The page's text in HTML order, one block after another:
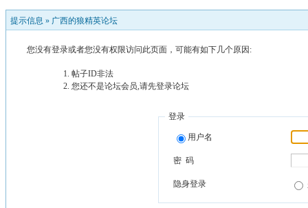
提示信息 » 广西的狼精英论坛
您没有登录或者您没有权限访问此页面，可能有如下几个原因:
帖子ID非法
您还不是论坛会员,请先登录论坛
登录
用户名
密 码
隐身登录